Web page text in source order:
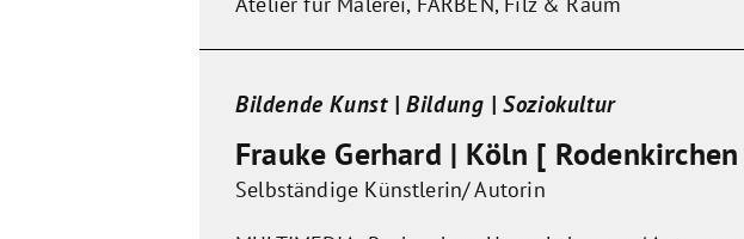
Bildende Kunst | Bildung | Soziokultur
Frauke Gerhard | Köln [
Selbständige Künstlerin/ Autorin